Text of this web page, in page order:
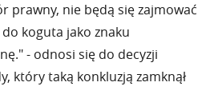
prawny, nie będą się zajmować
koguta jako znaku
- odnosi się do decyzji
który taką konkluzją zamknął